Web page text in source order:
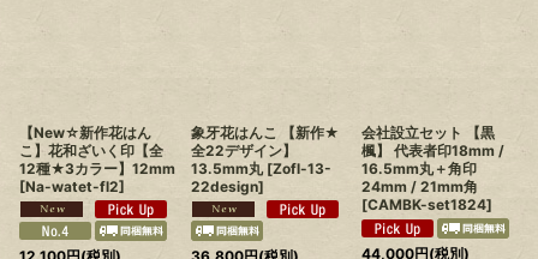
【New☆新作花はん
こ】花和ざいく印【全
12種★3カラー】12mm
[Na-watet-fl2]
象牙花はんこ 【新作★
全22デザイン】
13.5mm丸 [Zofl-13-
22design]
会社設立セット 【黒
楓】 代表者印18mm /
16.5mm丸＋角印
24mm / 21mm角
[CAMBK-set1824]
44,000円(税別)